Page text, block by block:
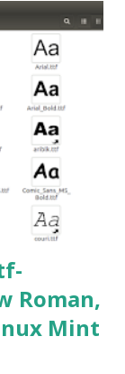
de pacotes: $
$ sudo apt-
3- Instalar
4-
get check 5-
instalação de
get -f install
Roman,
Mint